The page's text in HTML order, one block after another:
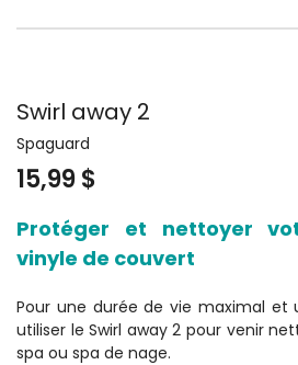
Swirl away 2
Spaguard
15,99 $
Protéger et nettoyer
vinyle de couvert
Pour une durée de vie maximal et
utiliser le Swirl away 2 pour venir
spa ou spa de nage.